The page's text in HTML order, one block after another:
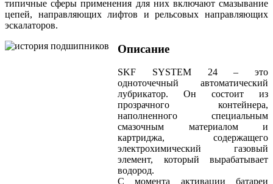
типичные сферы применения для них включают смазывание
цепей, направляющих лифтов и рельсовых направляющих
эскалаторов.
Описание
SKF SYSTEM 24 – это
одноточечный автоматический
лубрикатор. Он состоит из
прозрачного контейнера,
наполненного специальным
смазочным материалом и
картриджа, содержащего
электрохимический газовый
элемент, который вырабатывает
водород.
С момента активации батареи